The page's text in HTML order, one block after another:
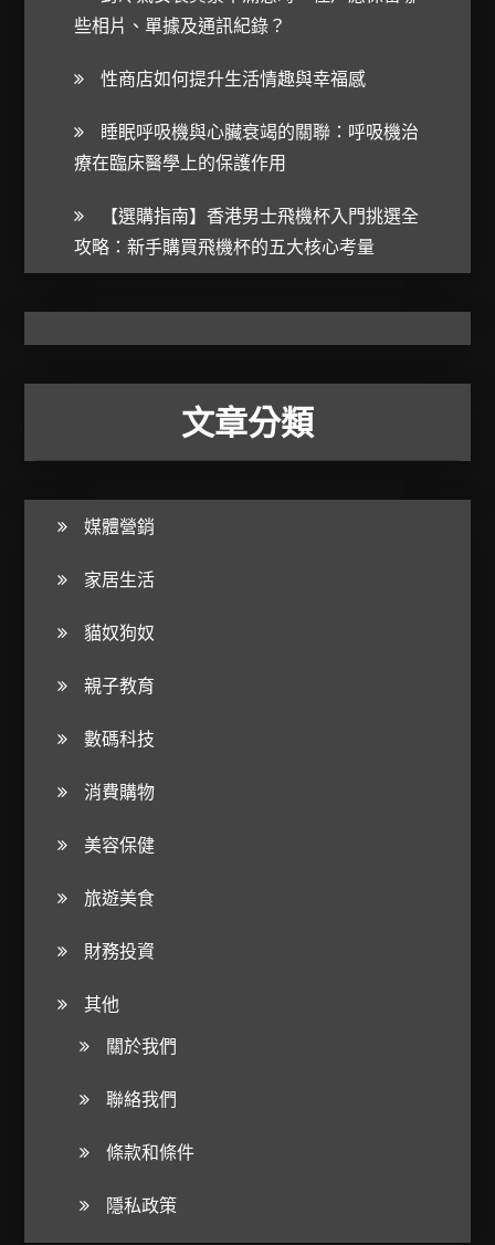
些相片、單據及通訊紀錄？
性商店如何提升生活情趣與幸福感
睡眠呼吸機與心臟衰竭的關聯：呼吸機治
療在臨床醫學上的保護作用
【選購指南】香港男士飛機杯入門挑選全
攻略：新手購買飛機杯的五大核心考量
文章分類
媒體營銷
家居生活
貓奴狗奴
親子教育
數碼科技
消費購物
美容保健
旅遊美食
財務投資
其他
關於我們
聯絡我們
條款和條件
隱私政策